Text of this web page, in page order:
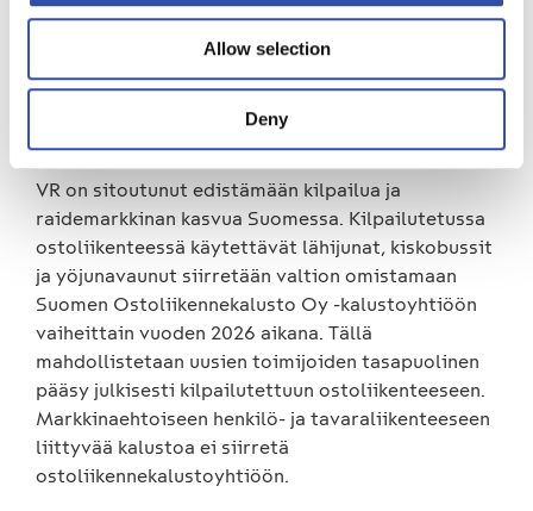
Allow selection
Deny
ostoliikennesopimusten sekä VR Snabbtågin
kaukoliikenteen yritysoston ansiosta olemme nyt
että VR:n vahva toimialaosaaminen ja kokemus
tuovat lisäarvoa Ruotsin markkinalle.
VR on sitoutunut edistämään kilpailua ja
raidemarkkinan kasvua Suomessa. Kilpailutetussa
ostoliikenteessä käytettävät lähijunat, kiskobussit
ja yöjunavaunut siirretään valtion omistamaan
Suomen Ostoliikennekalusto Oy -kalustoyhtiöön
vaiheittain vuoden 2026 aikana. Tällä
mahdollistetaan uusien toimijoiden tasapuolinen
pääsy julkisesti kilpailutettuun ostoliikenteeseen.
Markkinaehtoiseen henkilö- ja tavaraliikenteeseen
liittyvää kalustoa ei siirretä
ostoliikennekalustoyhtiöön.